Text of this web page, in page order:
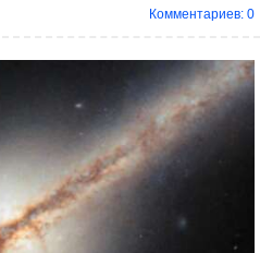
Комментариев: 0